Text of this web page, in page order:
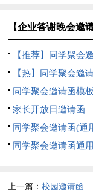
【企业答谢晚会邀
【推荐】同学聚会
【热】同学聚会邀
同学聚会邀请函模
家长开放日邀请函
同学聚会邀请函(通
同学聚会邀请函通
上一篇：校园邀请函